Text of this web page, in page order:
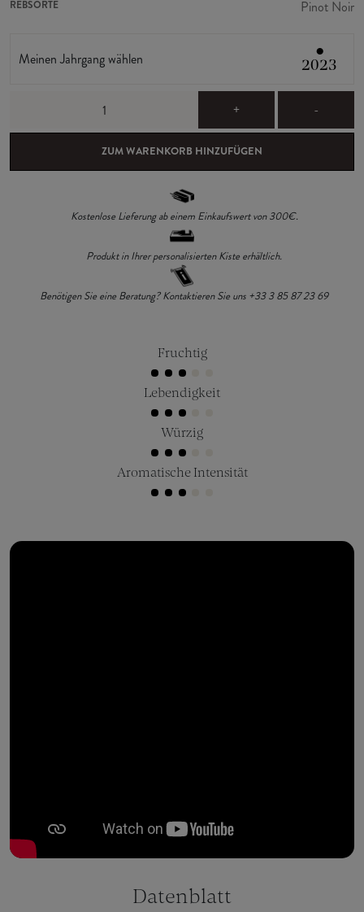
REBSORTE Pinot Noir
Meinen Jahrgang wählen ●
2023
+ -
ZUM WARENKORB HINZUFÜGEN
Kostenlose Lieferung ab einem Einkaufswert von 300€.
Produkt in Ihrer personalisierten Kiste erhältlich.
Benötigen Sie eine Beratung? Kontaktieren Sie uns +33 3 85 87 23 69
Fruchtig
Lebendigkeit
Würzig
Aromatische Intensität
Datenblatt